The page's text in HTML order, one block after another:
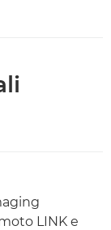
LINK e